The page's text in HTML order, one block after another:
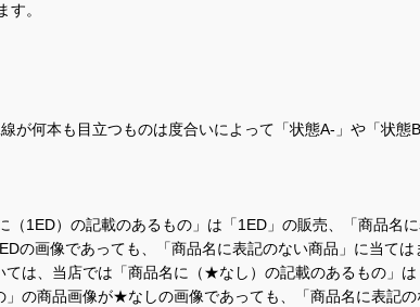
。
何本も目立つものは度合いによって「状態A-」や「状態B
1ED）の記載のあるもの」は「1ED」の販売、「商品名
画像であっても、「商品名に表記のない商品」に当ては
は、当店では「商品名に（★なし）の記載のあるもの」
の商品画像が★なしの画像であっても、「商品名に表記の